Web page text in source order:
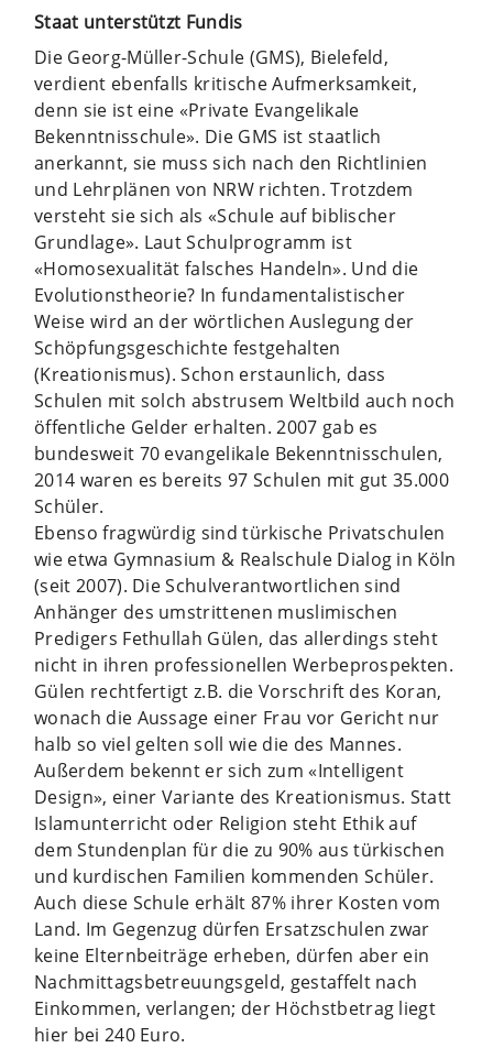
Staat unterstützt Fundis
Die Georg-Müller-Schule (GMS), Bielefeld,
verdient ebenfalls kritische Aufmerksamkeit,
denn sie ist eine «Private Evangelikale
Bekenntnisschule». Die GMS ist staatlich
anerkannt, sie muss sich nach den Richtlinien
und Lehrplänen von NRW richten. Trotzdem
versteht sie sich als «Schule auf biblischer
Grundlage». Laut Schulprogramm ist
«Homosexualität falsches Handeln». Und die
Evolutionstheorie? In fundamentalistischer
Weise wird an der wörtlichen Auslegung der
Schöpfungsgeschichte festgehalten
(Kreationismus). Schon erstaunlich, dass
Schulen mit solch abstrusem Weltbild auch noch
öffentliche Gelder erhalten. 2007 gab es
bundesweit 70 evangelikale Bekenntnisschulen,
2014 waren es bereits 97 Schulen mit gut 35.000
Schüler.
Ebenso fragwürdig sind türkische Privatschulen
wie etwa Gymnasium & Realschule Dialog in Köln
(seit 2007). Die Schulverantwortlichen sind
Anhänger des umstrittenen muslimischen
Predigers Fethullah Gülen, das allerdings steht
nicht in ihren professionellen Werbeprospekten.
Gülen rechtfertigt z.B. die Vorschrift des Koran,
wonach die Aussage einer Frau vor Gericht nur
halb so viel gelten soll wie die des Mannes.
Außerdem bekennt er sich zum «Intelligent
Design», einer Variante des Kreationismus. Statt
Islamunterricht oder Religion steht Ethik auf
dem Stundenplan für die zu 90% aus türkischen
und kurdischen Familien kommenden Schüler.
Auch diese Schule erhält 87% ihrer Kosten vom
Land. Im Gegenzug dürfen Ersatzschulen zwar
keine Elternbeiträge erheben, dürfen aber ein
Nachmittagsbetreuungsgeld, gestaffelt nach
Einkommen, verlangen; der Höchstbetrag liegt
hier bei 240 Euro.